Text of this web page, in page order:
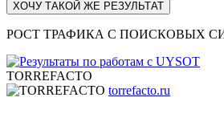
ХОЧУ ТАКОЙ ЖЕ РЕЗУЛЬТАТ
РОСТ ТРАФИКА С ПОИСКОВЫХ
TORREFACTO
torrefacto.ru